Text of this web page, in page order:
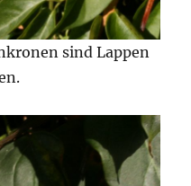
sind Lappen